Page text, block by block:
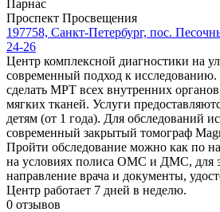
Парнас
Проспект Просвещения
197758, Санкт-Петербург, пос.
24-26
Центр комплексной диагностики на
современный подход к исследованию.
сделать МРТ всех внутренних
мягких тканей. Услуги
детям (от 1 года). Для обследований
современный закрытый томограф
Пройти обследование можно как по
на условиях полиса ОМС и ДМС, для
направление врача и документы,
Центр работает 7 дней в неделю.
0 отзывов